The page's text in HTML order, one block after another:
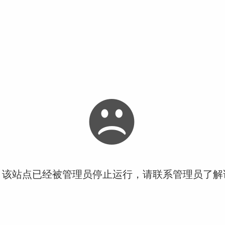
站点已经被管理员停止运行，请联系管理员了